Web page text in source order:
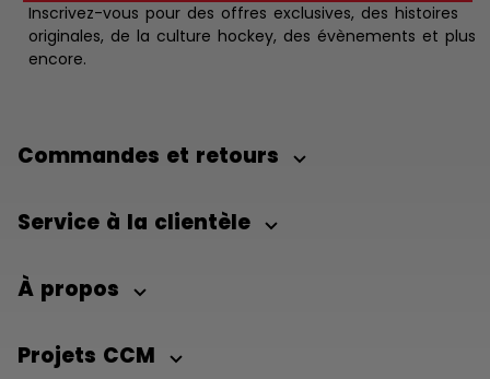
Inscrivez-vous pour des offres exclusives, des histoires
originales, de la culture hockey, des évènements et plus
encore.
Commandes et retours
Service à la clientèle
À propos
Projets CCM